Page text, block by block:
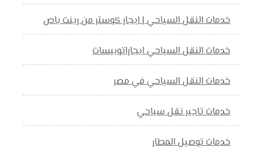
خدمات النقل السياحي | ايجار كوستر من رينت باص
خدمات النقل السياحي ايجاراتوبيسات
خدمات النقل السياحي في مصر
خدمات تاجير نقل سياحي
خدمات توصيل المطار